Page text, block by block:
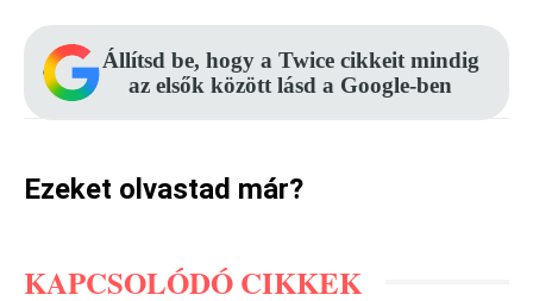
Állítsd be, hogy a Twice cikkeit mindig
az elsők között lásd a Google-ben
Ezeket olvastad már?
KAPCSOLÓDÓ CIKKEK